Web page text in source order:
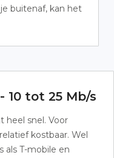
buitenaf, kan het
10 tot 25 Mb/s
heel snel. Voor
kostbaar. Wel
als T-mobile en